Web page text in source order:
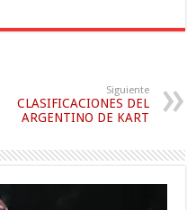
Siguiente
CLASIFICACIONES DEL
ARGENTINO DE KART